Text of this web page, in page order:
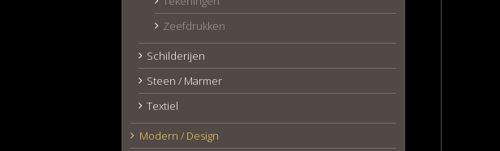
Zeefdrukken
Schilderijen
Steen / Marmer
Textiel
Modern / Design